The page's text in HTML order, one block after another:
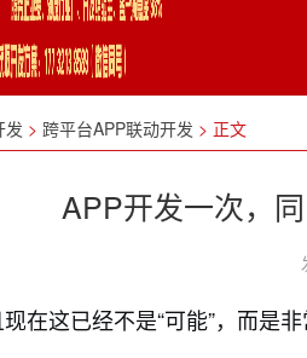
发 > 跨平台APP联动开发 > 正文
APP开发一次，
在这已经不是“可能”，而是